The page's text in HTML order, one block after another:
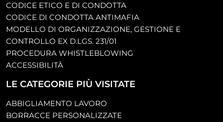
CODICE ETICO E DI CONDOTTA
CODICE DI CONDOTTA ANTIMAFIA
MODELLO DI ORGANIZZAZIONE, GESTIONE E
CONTROLLO EX D.LGS. 231/01
PROCEDURA WHISTLEBLOWING
ACCESSIBILITÀ
LE CATEGORIE PIÙ VISITATE
ABBIGLIAMENTO LAVORO
BORRACCE PERSONALIZZATE